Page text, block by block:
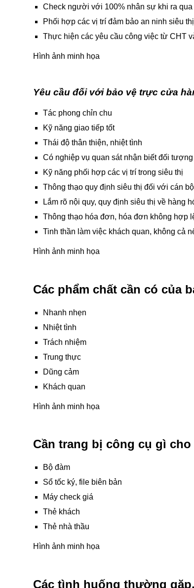
Check người với 100% nhân sự khi ra
Phối hợp các vị trí đảm bảo an ninh siêu thị
Thực hiện các yêu cầu công việc từ CHT
Hình ảnh minh họa
Yêu cầu đối với bảo vệ trực cửa
Tác phong chỉn chu
Kỹ năng giao tiếp tốt
Thái độ thân thiện, nhiệt tình
Có nghiệp vụ quan sát nhận biết đối tượng
Kỹ năng phối hợp các vị trí trong siêu thị
Thông thạo quy định siêu thị đối với cán
Lắm rõ nội quy, quy định siêu thị về hàng
Thông thạo hóa đơn, hóa đơn không hợp
Tinh thần làm việc khách quan, không cả
Hình ảnh minh họa
Các phẩm chất cần có của
Nhanh nhẹn
Nhiệt tình
Trách nhiệm
Trung thực
Dũng cảm
Khách quan
Hình ảnh minh họa
Cần trang bị công cụ gì
Bộ đàm
Sổ tốc ký, file biên bản
Máy check giá
Thẻ khách
Thẻ nhà thầu
Hình ảnh minh họa
Các tình huống thường